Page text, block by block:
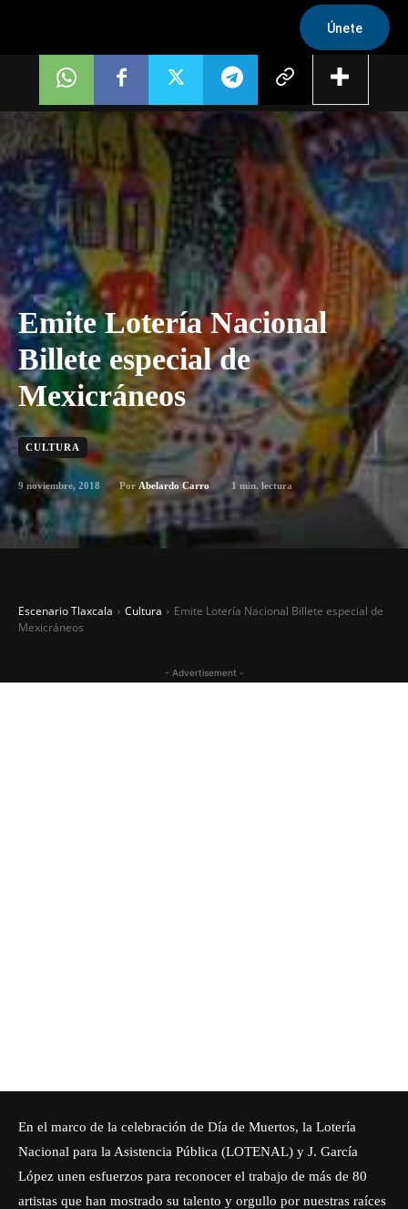
Únete
Emite Lotería Nacional
Billete especial de
Mexicráneos
CULTURA
9 noviembre, 2018 Por Abelardo Carro 1 min. lectura
Escenario Tlaxcala Cultura
Emite Lotería Nacional Billete especial de
Mexicráneos
- Advertisement -
En el marco de la celebración de Día de Muertos, la Lotería
Nacional para la Asistencia Pública (LOTENAL) y J. García
López unen esfuerzos para reconocer el trabajo de más de 80
artistas que han mostrado su talento y orgullo por nuestras raíces